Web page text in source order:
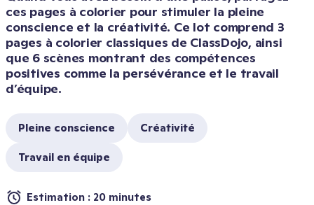
ces pages à colorier pour stimuler la pleine
conscience et la créativité. Ce lot comprend 3
pages à colorier classiques de ClassDojo, ainsi
que 6 scènes montrant des compétences
positives comme la persévérance et le travail
d’équipe.
Pleine conscience Créativité
Travail en équipe
Estimation : 20 minutes